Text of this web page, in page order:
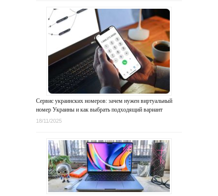
Сервис украинских номеров: зачем нужен виртуальный
номер Украины и как выбрать подходящий вариант
18/11/2025